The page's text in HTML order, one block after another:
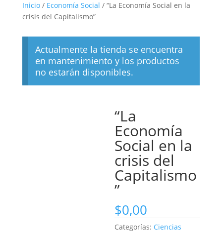
Inicio/ Economía Social / “La Economía Social en la
crisis del Capitalismo”
Actualmente la tienda se encuentra
en mantenimiento y los productos
no estarán disponibles.
“La
Economía
Social en la
crisis del
Capitalismo
”
$0,00
Categorías: Ciencias